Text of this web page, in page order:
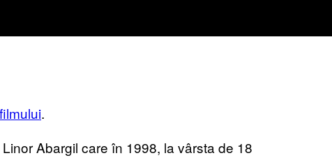
.
Abargil care în 1998, la vârsta de 18